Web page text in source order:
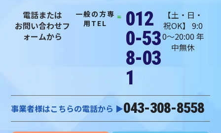
電話または
お問い合わせフ
ォームから
一般の方専
用TEL
012
0-53
8-03
1
【土・日・
祝OK】 9:0
0〜20:00 年
中無休
事業者様はこちらの電話から ▶︎043-308-8558